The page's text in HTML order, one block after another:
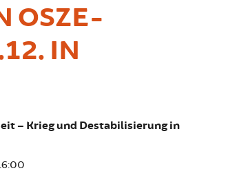
OSZE-
IN
– Krieg und Destabilisierung in